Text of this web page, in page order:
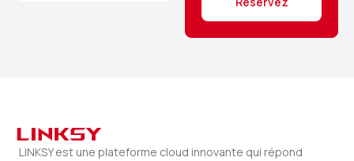
LINKSY est une plateforme cloud innovante qui répond